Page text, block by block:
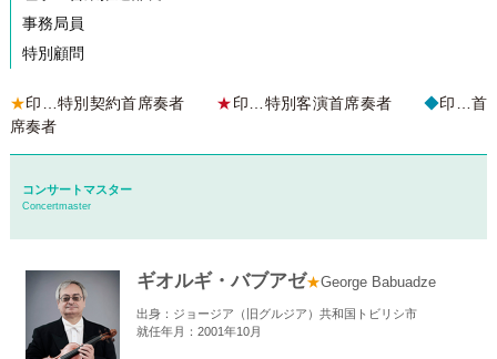
事務局員
特別顧問
★印…特別契約首席奏者 ★印…特別客演首席奏者◆印…首
席奏者
コンサートマスター
Concertmaster
ギオルギ・バブアゼ★George Babuadze
出身：ジョージア（旧グルジア）共和国トビリシ市
就任年月：2001年10月